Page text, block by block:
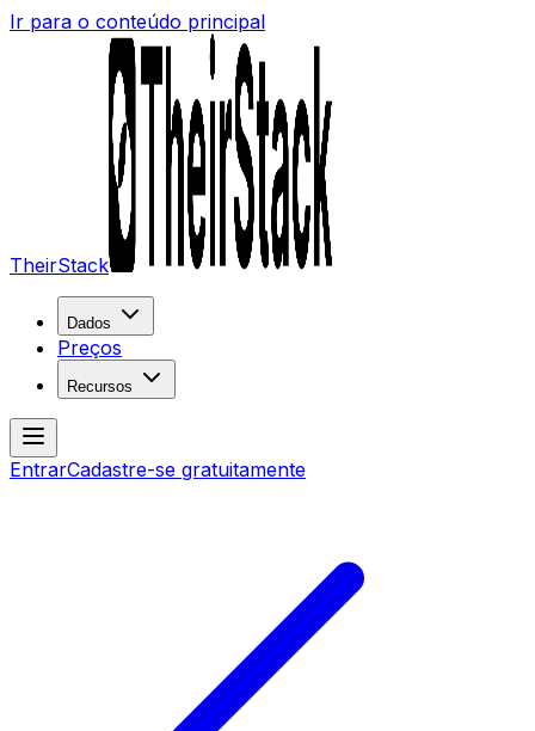
Ir para o conteúdo principal
TheirStack
Dados
Preços
Recursos
EntrarCadastre-se gratuitamente